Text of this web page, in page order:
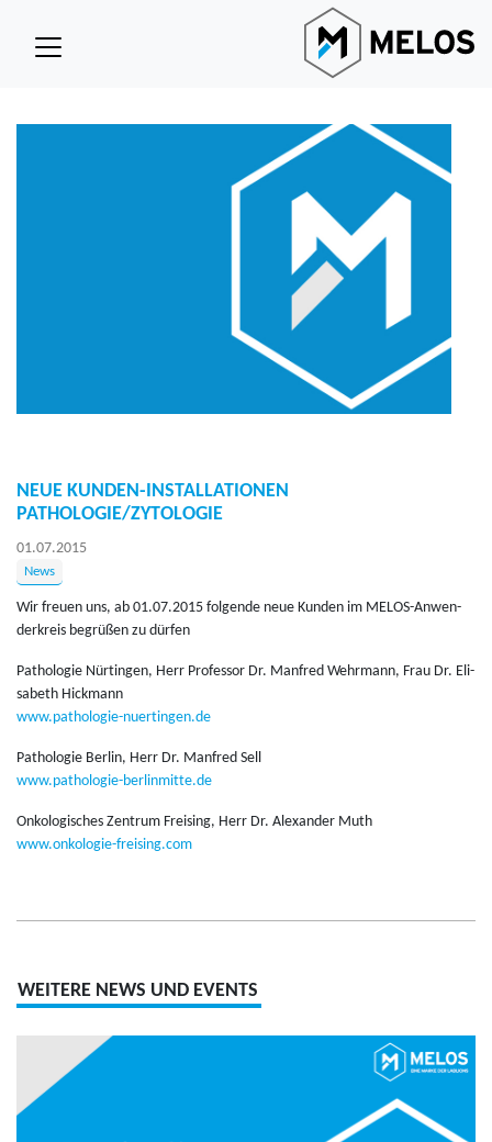
NEUE KUNDEN-INSTALLATIONEN
PATHOLOGIE/ZYTOLOGIE
01.07.2015
News
Wir freu­en uns, ab 01.07.2015 fol­gen­de neue Kun­den im MELOS-An­wen­
der­kreis be­grü­ßen zu dür­fen
Pa­tho­lo­gie Nür­tin­gen, Herr Pro­fes­sor Dr. Man­fred Wehr­mann, Frau Dr. Eli­
sa­beth Hick­mann
www.​pathologie-​nuertingen.​de
Pa­tho­lo­gie Ber­lin, Herr Dr. Man­fred Sell
www.​pathologie-​berlinmitte.​de
On­ko­lo­gi­sches Zen­trum Frei­sing, Herr Dr. Alex­an­der Muth
www.​onkologie-​freising.​com
WEITERE NEWS UND EVENTS